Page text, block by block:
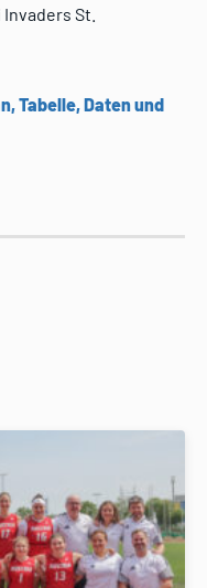
St.
Tabelle, Daten und